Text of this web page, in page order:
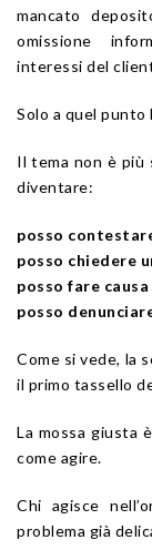
mancato
omissione
interessi del
Solo a quel punto
Il tema non è più
diventare:
posso
posso chiedere
posso fare
posso
Come si vede, la
il primo tassello
La mossa giusta
come agire.
Chi agisce
problema già